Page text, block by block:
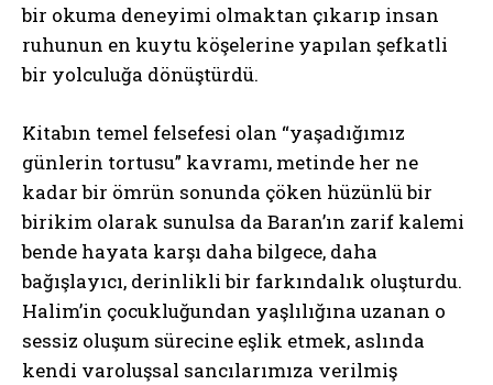
bir okuma deneyimi olmaktan çıkarıp insan
ruhunun en kuytu köşelerine yapılan şefkatli
bir yolculuğa dönüştürdü.
Kitabın temel felsefesi olan “yaşadığımız
günlerin tortusu” kavramı, metinde her ne
kadar bir ömrün sonunda çöken hüzünlü bir
birikim olarak sunulsa da Baran’ın zarif kalemi
bende hayata karşı daha bilgece, daha
bağışlayıcı, derinlikli bir farkındalık oluşturdu.
Halim’in çocukluğundan yaşlılığına uzanan o
sessiz oluşum sürecine eşlik etmek, aslında
kendi varoluşsal sancılarımıza verilmiş